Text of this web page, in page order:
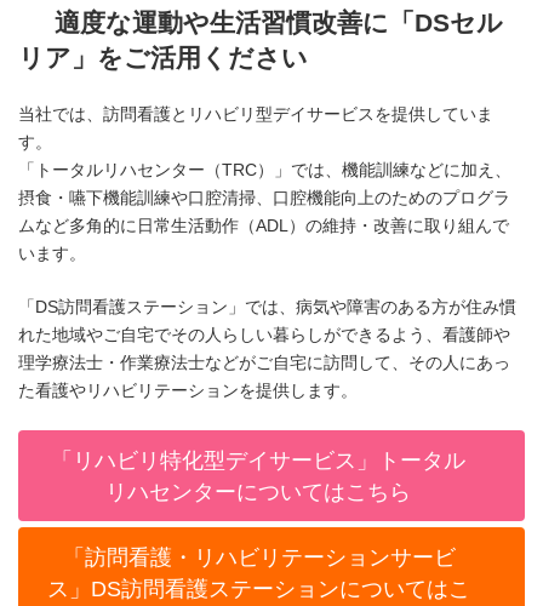
適度な運動や生活習慣改善に「DSセル
リア」をご活用ください
当社では、訪問看護とリハビリ型デイサービスを提供していま
す。
「トータルリハセンター（TRC）」では、機能訓練などに加え、
摂食・嚥下機能訓練や口腔清掃、口腔機能向上のためのプログラ
ムなど多角的に日常生活動作（ADL）の維持・改善に取り組んで
います。
「DS訪問看護ステーション」では、病気や障害のある方が住み慣
れた地域やご自宅でその人らしい暮らしができるよう、看護師や
理学療法士・作業療法士などがご自宅に訪問して、その人にあっ
た看護やリハビリテーションを提供します。
「リハビリ特化型デイサービス」トータル
リハセンターについてはこちら
「訪問看護・リハビリテーションサービ
ス」DS訪問看護ステーションについてはこ